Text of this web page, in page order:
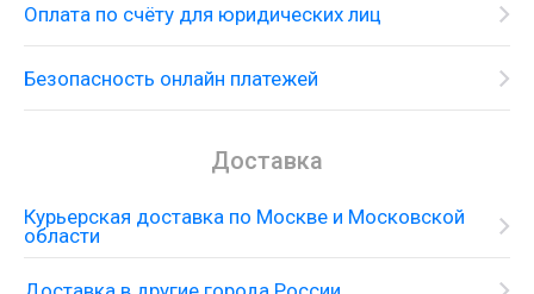
Оплата по счёту для юридических лиц
Безопасность онлайн платежей
Доставка
Курьерская доставка по Москве и Московской
области